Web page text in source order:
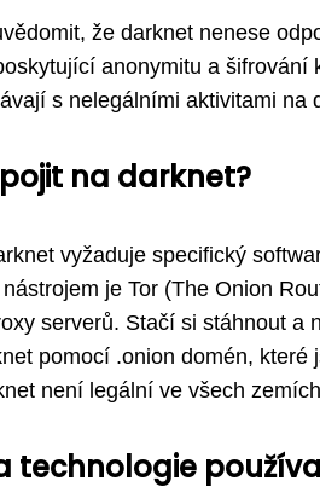
že darknet nenese
anonymitu a
s nelegálními aktivitami na
na darknet?
vyžaduje specifický
je Tor (The Onion
serverů. Stačí si stáhnout a
pomocí .onion domén,
není legální ve všech
technologie